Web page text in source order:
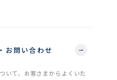
お問い合わせ
いて、お客さまからよくいた